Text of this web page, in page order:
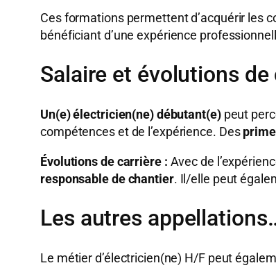
Ces formations permettent d’acquérir les
bénéficiant d’une expérience
Salaire et évolutions
Un(e) électricien(ne) débutant(e)peut
compétences et de l’expérience. Des
Évolutions de carrière : Avec de
responsable de chantier. Il/elle peut
Les autres
Le métier d’électricien(ne) H/F peut